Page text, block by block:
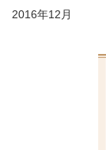
2016年12月